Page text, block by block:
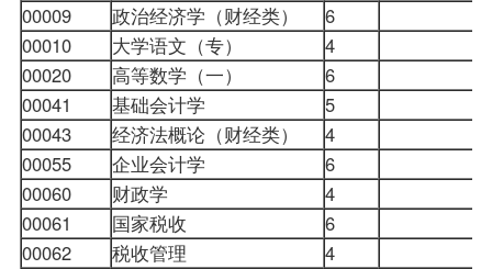
00009
政治经济学（财经类）
6
00010
大学语文（专）
4
00020
高等数学（一）
6
00041
基础会计学
5
00043
经济法概论（财经类）
4
00055
企业会计学
6
00060
财政学
4
00061
国家税收
6
00062
税收管理
4